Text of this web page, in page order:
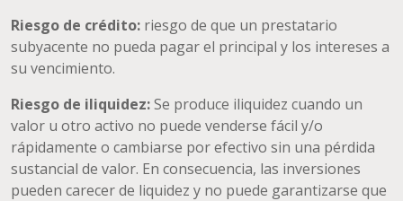
Riesgo de crédito: riesgo de que un prestatario
subyacente no pueda pagar el principal y los intereses a
su vencimiento.
Riesgo de iliquidez:Se produce iliquidez cuando un
valor u otro activo no puede venderse fácil y/o
rápidamente o cambiarse por efectivo sin una pérdida
sustancial de valor. En consecuencia, las inversiones
pueden carecer de liquidez y no puede garantizarse que